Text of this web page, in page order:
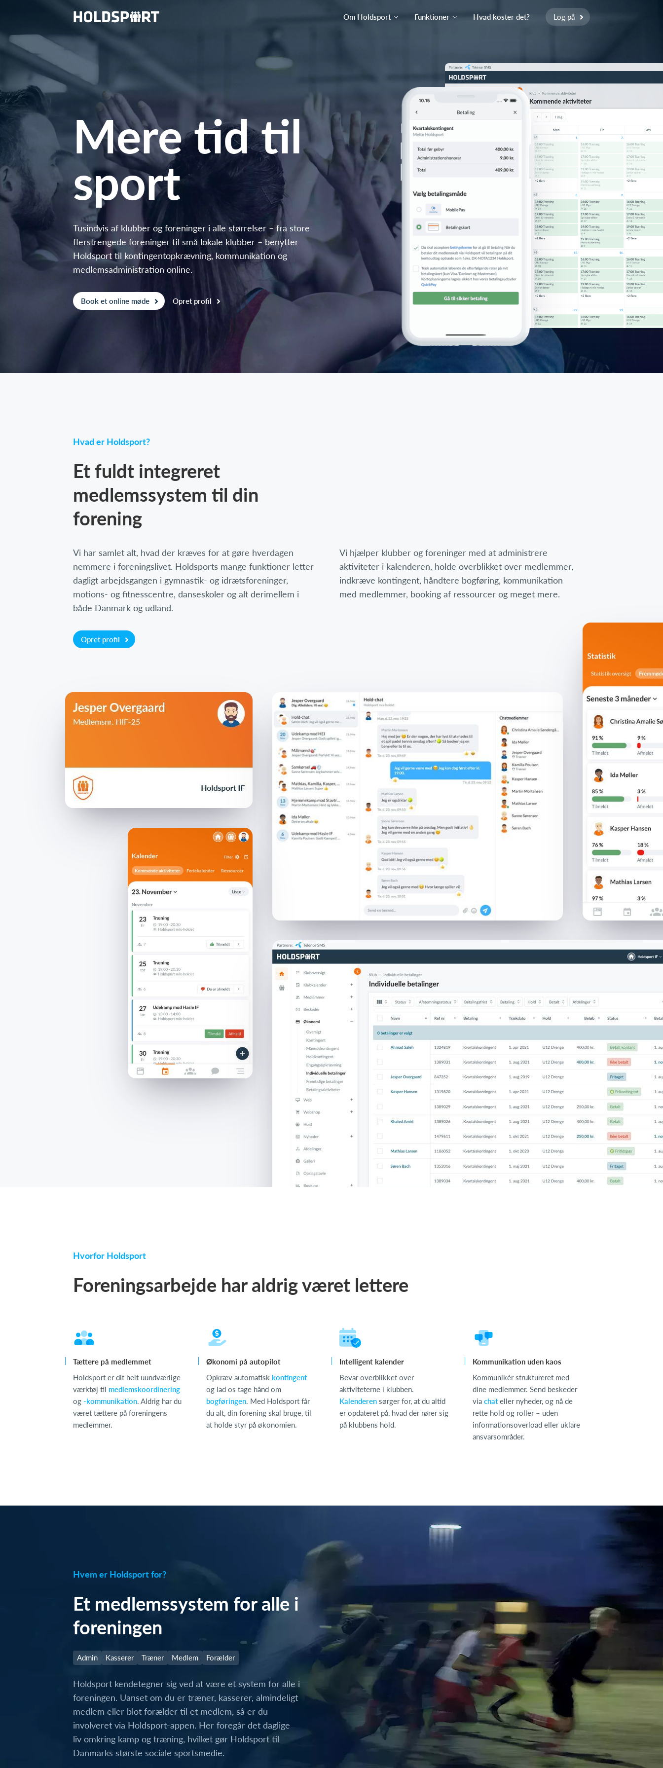
Om Holdsport Funktioner Hvad koster det? Log på
Mere tid til
sport
Tusindvis af klubber og foreninger i alle størrelser – fra store
flerstrengede foreninger til små lokale klubber – benytter
Holdsport til kontingentopkrævning, kommunikation og
medlemsadministration online.
Book et online møde Opret profil
Hvad er Holdsport?
Et fuldt integreret
medlemssystem til din
forening
Vi har samlet alt, hvad der kræves for at gøre hverdagen
nemmere i foreningslivet. Holdsports mange funktioner letter
dagligt arbejdsgangen i gymnastik- og idrætsforeninger,
motions- og fitnesscentre, danseskoler og alt derimellem i
både Danmark og udland.
Vi hjælper klubber og foreninger med at administrere
aktiviteter i kalenderen, holde overblikket over medlemmer,
indkræve kontingent, håndtere bogføring, kommunikation
med medlemmer, booking af ressourcer og meget mere.
Opret profil
Hvorfor Holdsport
Foreningsarbejde har aldrig været lettere
Tættere på medlemmet
Holdsport er dit helt uundværlige
værktøj til medlemskoordinering
og -kommunikation. Aldrig har du
været tættere på foreningens
medlemmer.
Økonomi på autopilot
Opkræv automatisk kontingent
og lad os tage hånd om
bogføringen. Med Holdsport får
du alt, din forening skal bruge, til
at holde styr på økonomien.
Intelligent kalender
Bevar overblikket over
aktiviteterne i klubben.
Kalenderen sørger for, at du altid
er opdateret på, hvad der rører sig
på klubbens hold.
Kommunikation uden kaos
Kommunikér struktureret med
dine medlemmer. Send beskeder
via chateller nyheder, og nå de
rette hold og roller – uden
informationsoverload eller uklare
ansvarsområder.
Hvem er Holdsport for?
Et medlemssystem for alle i
foreningen
Admin Kasserer Træner Medlem Forælder
Holdsport kendetegner sig ved at være et system for alle i
foreningen. Uanset om du er træner, kasserer, almindeligt
medlem eller blot forælder til et medlem, så er du
involveret via Holdsport-appen. Her foregår det daglige
liv omkring kamp og træning, hvilket gør Holdsport til
Danmarks største sociale sportsmedie.